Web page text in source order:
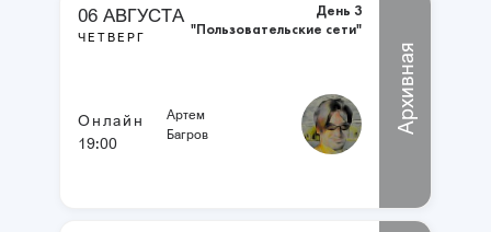
06 АВГУСТА
ЧЕТВЕРГ
День 3
"Пользовательские сети"
Онлайн
19:00
Артем
Багров
Архивная